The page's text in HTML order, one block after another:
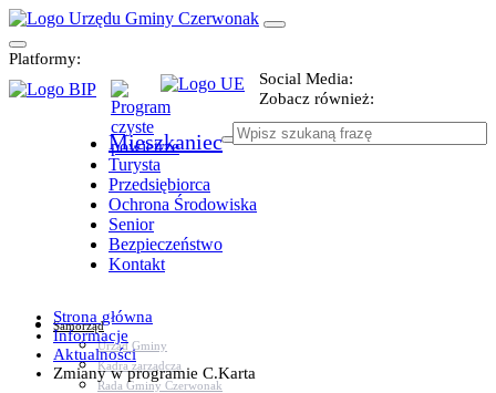
Platformy:
Social Media:
Zobacz również:
Mieszkaniec
Turysta
Przedsiębiorca
Ochrona Środowiska
Senior
Bezpieczeństwo
Kontakt
Samorząd
Urząd Gminy
Kadra zarządcza
Rada Gminy Czerwonak
Strona główna
Informacje
Aktualności
Zmiany w programie C.Karta